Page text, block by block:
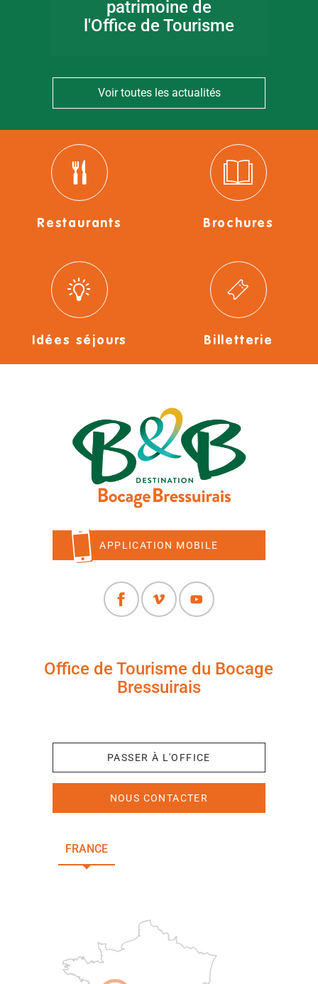
patrimoine de
l'Office de Tourisme
Voir toutes les actualités
Restaurants Brochures
Idées séjours Billetterie
APPLICATION MOBILE
Office de Tourisme du Bocage
Bressuirais
PASSER À L'OFFICE
NOUS CONTACTER
FRANCE